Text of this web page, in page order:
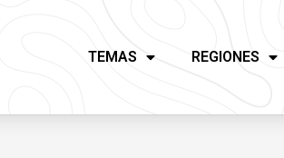
TEMAS REGIONES